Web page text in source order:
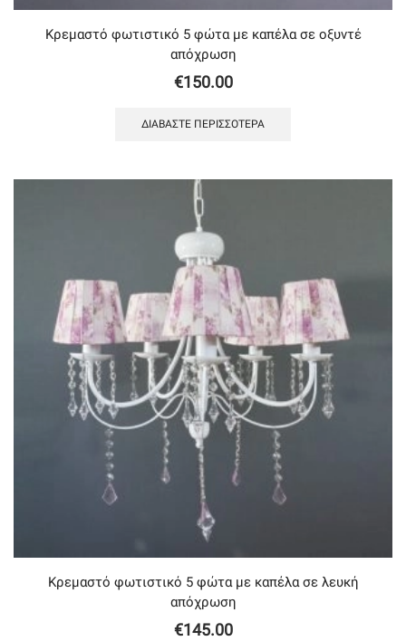
Κρεμαστό φωτιστικό 5 φώτα με καπέλα σε οξυντέ
απόχρωση
€150.00
ΔΙΑΒΆΣΤΕ ΠΕΡΙΣΣΌΤΕΡΑ
Κρεμαστό φωτιστικό 5 φώτα με καπέλα σε λευκή
απόχρωση
€145.00